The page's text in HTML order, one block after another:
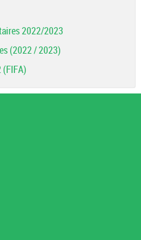
2022/2023
(2022 / 2023)
(FIFA)